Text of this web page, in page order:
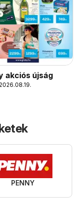
akciós újság
PENNY